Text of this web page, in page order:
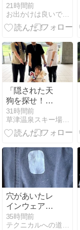
山」でみぞれ
とんかつ定食
を食べてみ
ューム紹介
21時間前
お出かけは良いですよ！
「隠された天
狗を探せ！」
毎日開催中！
31時間前
草津温泉スキー場スタッフブログ
穴があいたレ
インウェアを
修理する
35時間前
テクニカルへの道〜ROAD TO TECNICAL~ | …